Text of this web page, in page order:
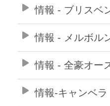
情報 - ブリスベ
情報 - メルボル
情報 - 全豪オー
情報-キャンベラ